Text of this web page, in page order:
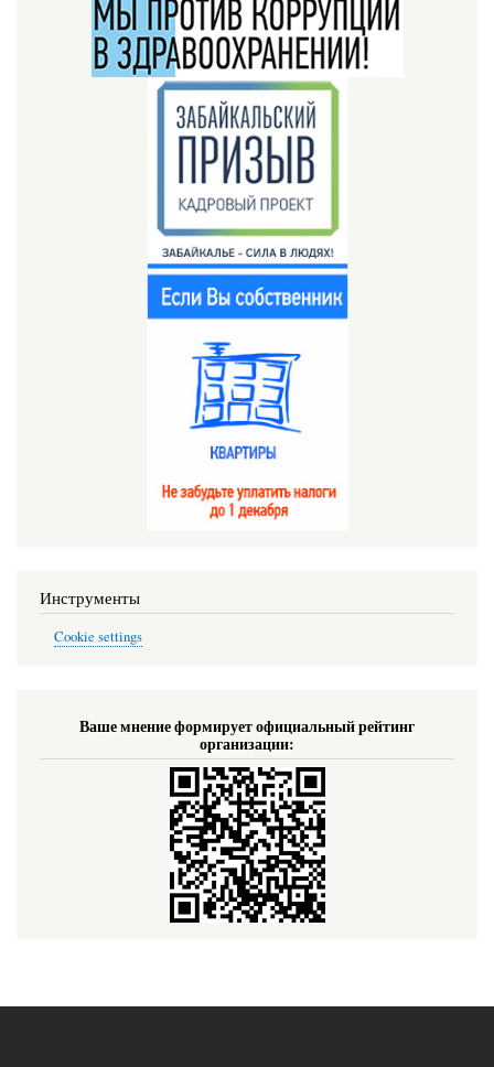
Инструменты
Cookie settings
Ваше мнение формирует официальный рейтинг
организации: